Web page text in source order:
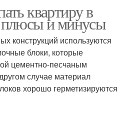
Кирпичные дома
Панельный дом
квартиру в
и минусы
конструкций используются
блоки, которые
цементно-песчаным
случае материал
хорошо герметизируются